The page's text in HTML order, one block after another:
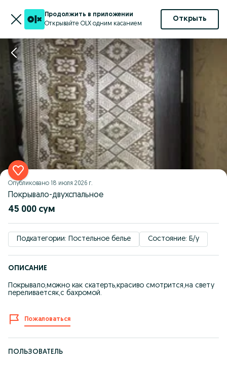
Продолжить в приложении
Открывайте OLX одним касанием
Открыть
Опубликовано 18 июля 2026 г.
Покрывало-двухспальное
45 000 сум
Подкатегории: Постельное белье Состояние: Б/у
ОПИСАНИЕ
Покрывало,можно как скатерть,красиво смотрится,на свету
переливаетсяк,с бахромой.
Пожаловаться
ПОЛЬЗОВАТЕЛЬ